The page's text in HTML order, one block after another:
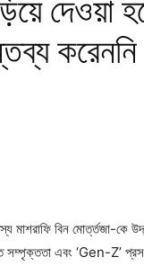
দেওয়া
মাশরাফি বিন মোর্ত্তজা-কে
সম্পৃক্ততা এবং ‘Gen-Z’